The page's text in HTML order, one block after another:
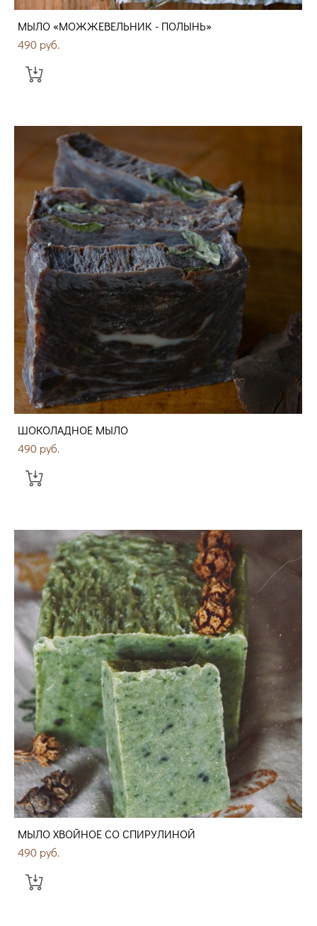
МЫЛО «МОЖЖЕВЕЛЬНИК - ПОЛЫНЬ»
490 pуб.
ШОКОЛАДНОЕ МЫЛО
490 pуб.
МЫЛО ХВОЙНОЕ СО СПИРУЛИНОЙ
490 pуб.